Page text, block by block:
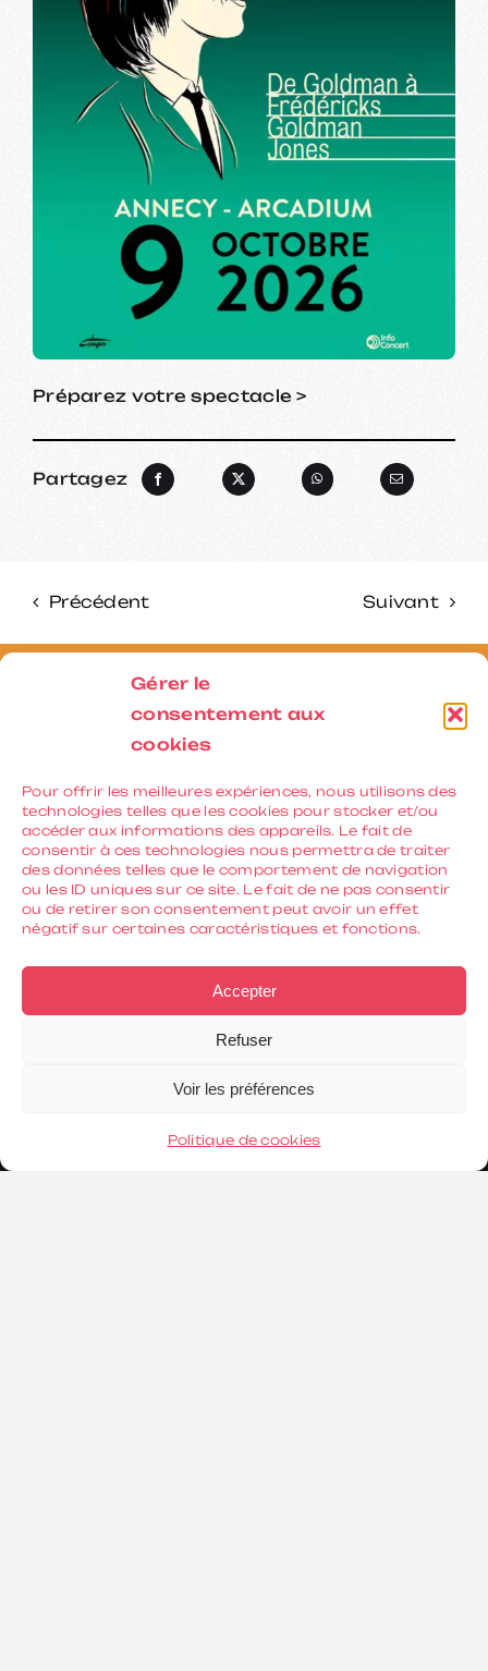
Gérer le
consentement aux
cookies
Pour offrir les meilleures expériences, nous utilisons des
technologies telles que les cookies pour stocker et/ou
accéder aux informations des appareils. Le fait de
consentir à ces technologies nous permettra de traiter
des données telles que le comportement de navigation
ou les ID uniques sur ce site. Le fait de ne pas consentir
ou de retirer son consentement peut avoir un effet
négatif sur certaines caractéristiques et fonctions.
Accepter
Refuser
Voir les préférences
Politique de cookies
Préparez votre spectacle >
Partagez
Précédent Suivant
• SPECTACLE DISPONIBLE •
Salle de spectacle à Annecy inaugurée en
2009 à l’issue d’un important chantier de
transformation HQE initié par la Ville d’Annecy.
L’Arcadium peut accueillir jusqu’à 3.300
spectateurs debout, 1.960 assis ou 2.850 en
configuration assis/debout.